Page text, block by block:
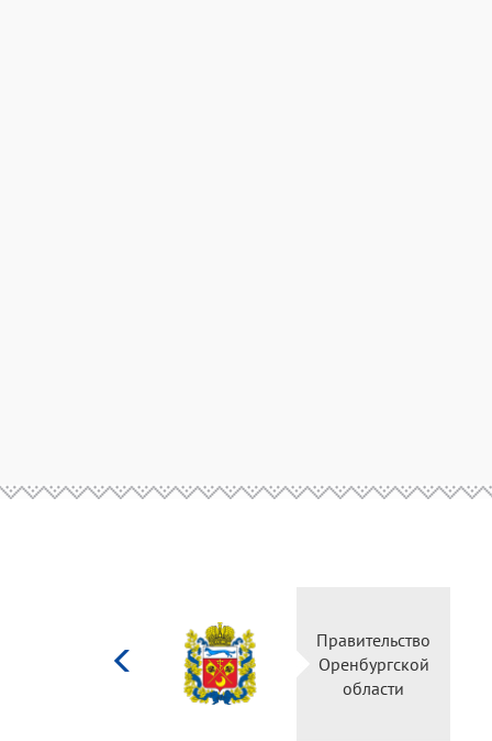
Министерство
культуры
Российской
федерации